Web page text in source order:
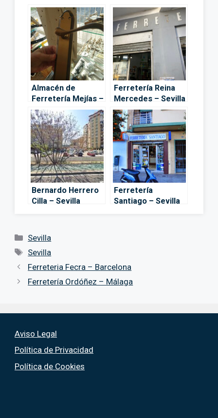
Almacén de
Ferretería Mejías –
Sevilla
Ferretería Reina
Mercedes – Sevilla
Bernardo Herrero
Cilla – Sevilla
Ferretería
Santiago – Sevilla
Categorías
Sevilla
Etiquetas
Sevilla
Ferreteria Fecra – Barcelona
Ferretería Ordóñez – Málaga
Aviso Legal
Política de Privacidad
Política de Cookies